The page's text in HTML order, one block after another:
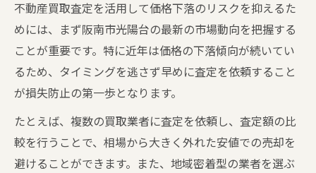
不動産買取査定を活用して価格下落のリスクを抑えるた
めには、まず阪南市光陽台の最新の市場動向を把握する
ことが重要です。特に近年は価格の下落傾向が続いてい
るため、タイミングを逃さず早めに査定を依頼すること
が損失防止の第一歩となります。
たとえば、複数の買取業者に査定を依頼し、査定額の比
較を行うことで、相場から大きく外れた安値での売却を
避けることができます。また、地域密着型の業者を選ぶ